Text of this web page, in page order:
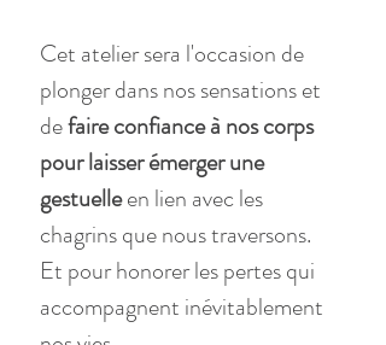
Cet atelier sera l'occasion de
plonger dans nos sensations et
de faire confiance à nos corps
pour laisser émerger une
gestuelle en lien avec les
chagrins que nous traversons.
Et pour honorer les pertes qui
accompagnent inévitablement